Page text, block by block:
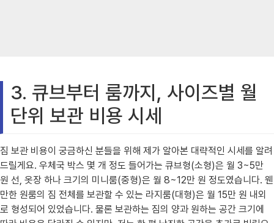
3. 큐브부터 룸까지, 사이즈별 월
단위 보관 비용 시세
짐 보관 비용이 궁금하신 분들을 위해 제가 알아본 대략적인 시세를 알려
드릴게요. 우체국 박스 몇 개 정도 들어가는 큐브형(소형)은 월 3~5만
원 선, 옷장 하나 크기의 미니룸(중형)은 월 8~12만 원 정도였습니다. 웬
만한 원룸의 짐 전체를 보관할 수 있는 라지룸(대형)은 월 15만 원 내외
로 형성되어 있었습니다. 물론 보관하는 짐의 양과 원하는 공간 크기에